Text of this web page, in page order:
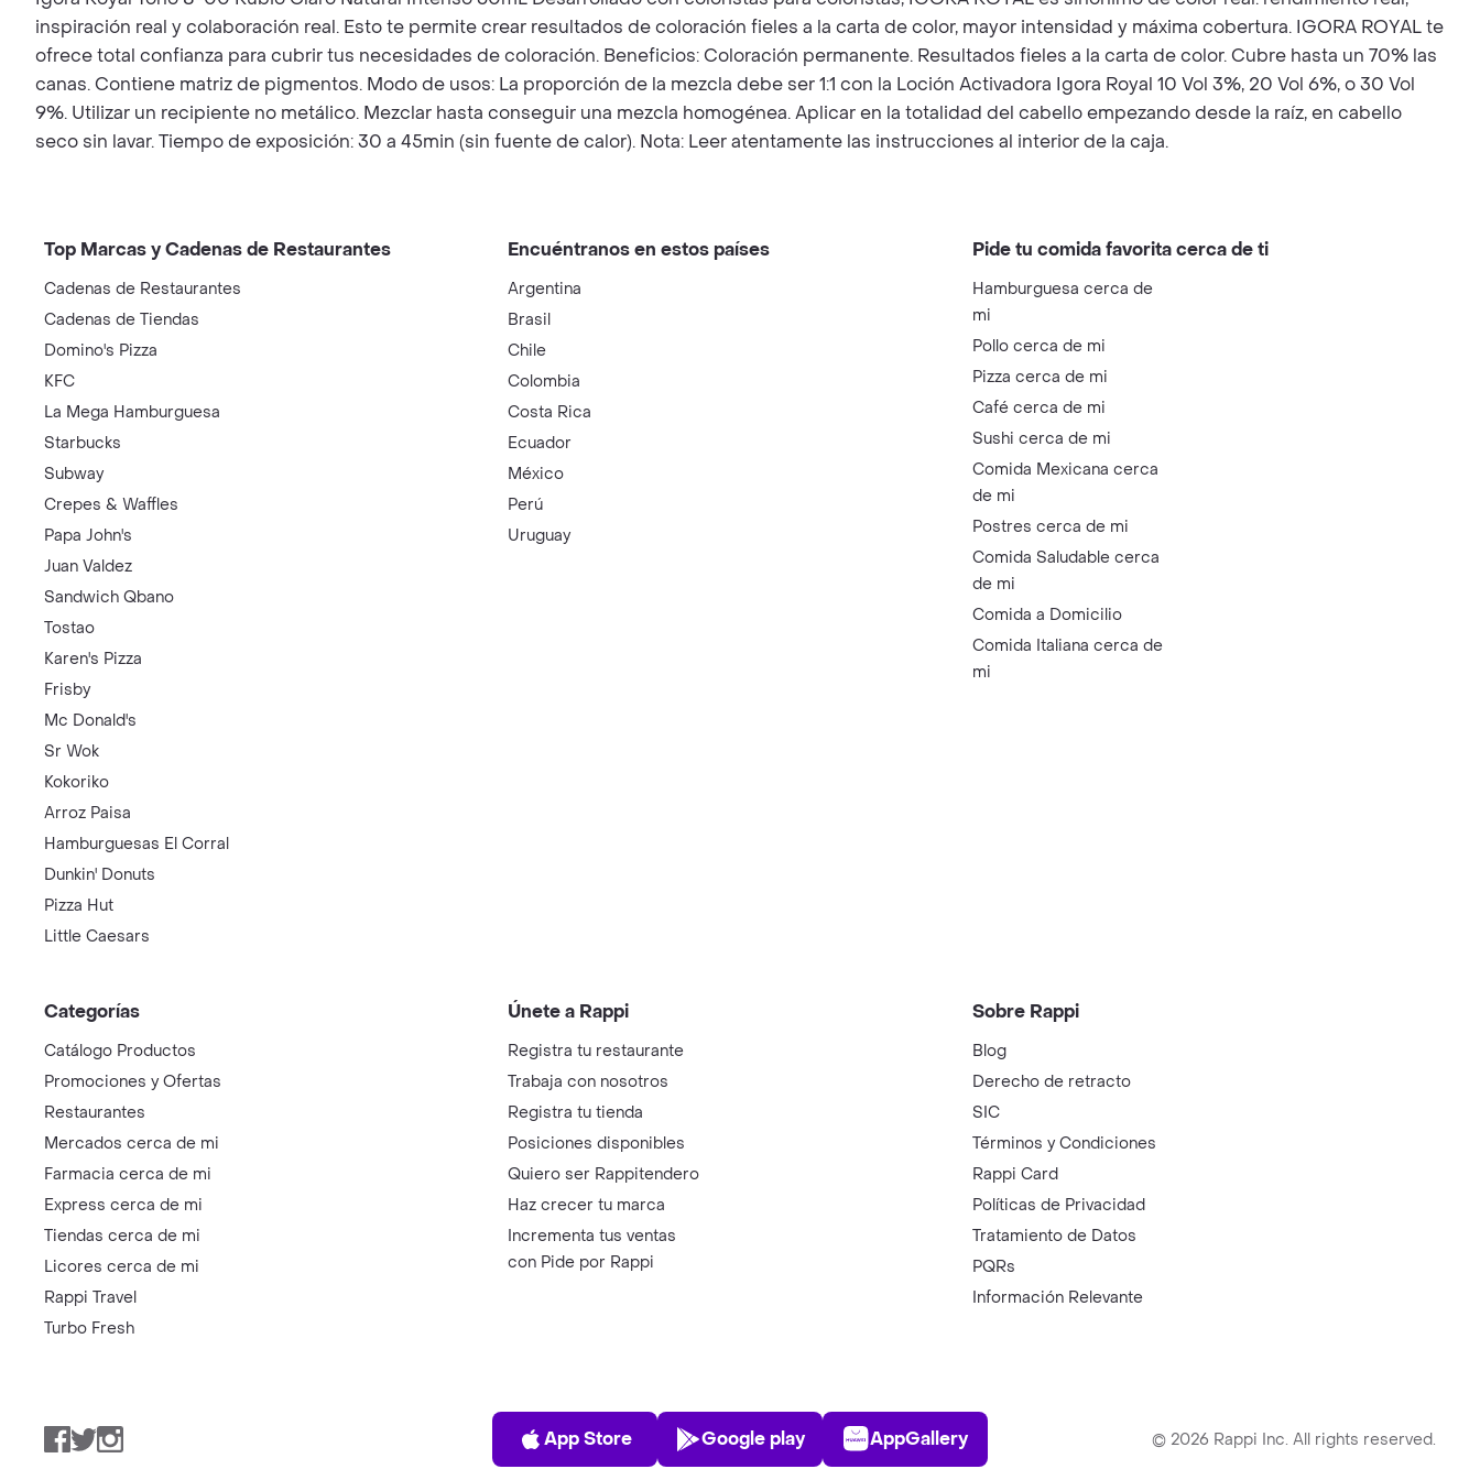
inspiración real y colaboración real. Esto te permite crear resultados de coloración fieles a la carta de color, mayor intensidad y máxima cobertura. IGORA ROYAL te
ofrece total confianza para cubrir tus necesidades de coloración. Beneficios: Coloración permanente. Resultados fieles a la carta de color. Cubre hasta un 70% las
canas. Contiene matriz de pigmentos. Modo de usos: La proporción de la mezcla debe ser 1:1 con la Loción Activadora Igora Royal 10 Vol 3%, 20 Vol 6%, o 30 Vol
9%. Utilizar un recipiente no metálico. Mezclar hasta conseguir una mezcla homogénea. Aplicar en la totalidad del cabello empezando desde la raíz, en cabello
seco sin lavar. Tiempo de exposición: 30 a 45min (sin fuente de calor). Nota: Leer atentamente las instrucciones al interior de la caja.
Top Marcas y Cadenas de Restaurantes
Cadenas de Restaurantes
Cadenas de Tiendas
Domino's Pizza
KFC
La Mega Hamburguesa
Starbucks
Subway
Crepes & Waffles
Papa John's
Juan Valdez
Sandwich Qbano
Tostao
Karen's Pizza
Frisby
Mc Donald's
Sr Wok
Kokoriko
Arroz Paisa
Hamburguesas El Corral
Dunkin' Donuts
Pizza Hut
Little Caesars
Encuéntranos en estos países
Argentina
Brasil
Chile
Colombia
Costa Rica
Ecuador
México
Perú
Uruguay
Pide tu comida favorita cerca de ti
Hamburguesa cerca de
mi
Pollo cerca de mi
Pizza cerca de mi
Café cerca de mi
Sushi cerca de mi
Comida Mexicana cerca
de mi
Postres cerca de mi
Comida Saludable cerca
de mi
Comida a Domicilio
Comida Italiana cerca de
mi
Categorías
Catálogo Productos
Promociones y Ofertas
Restaurantes
Mercados cerca de mi
Farmacia cerca de mi
Express cerca de mi
Tiendas cerca de mi
Licores cerca de mi
Rappi Travel
Turbo Fresh
Únete a Rappi
Registra tu restaurante
Trabaja con nosotros
Registra tu tienda
Posiciones disponibles
Quiero ser Rappitendero
Haz crecer tu marca
Incrementa tus ventas
con Pide por Rappi
Sobre Rappi
Blog
Derecho de retracto
SIC
Términos y Condiciones
Rappi Card
Políticas de Privacidad
Tratamiento de Datos
PQRs
Información Relevante
Facebook
TwitterInstagram
App Store
App Store
Play Store
Google play
AppGallery
AppGallery © 2026 Rappi Inc. All rights reserved.